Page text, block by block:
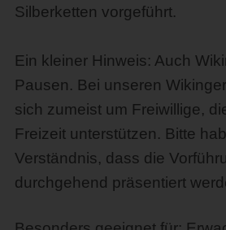
Silberketten vorgeführt.
Ein kleiner Hinweis: Auch
Pausen. Bei unseren
sich zumeist um Freiwillige,
Freizeit unterstützen. Bitte
Verständnis, dass die
durchgehend präsentiert